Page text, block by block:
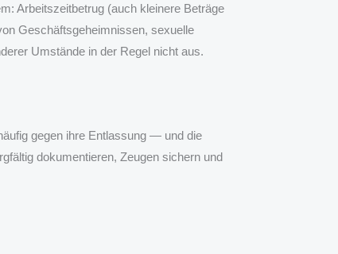
Arbeitszeitbetrug (auch kleinere Beträge
Geschäftsgeheimnissen, sexuelle
Umstände in der Regel nicht aus.
gegen ihre Entlassung — und die
dokumentieren, Zeugen sichern und